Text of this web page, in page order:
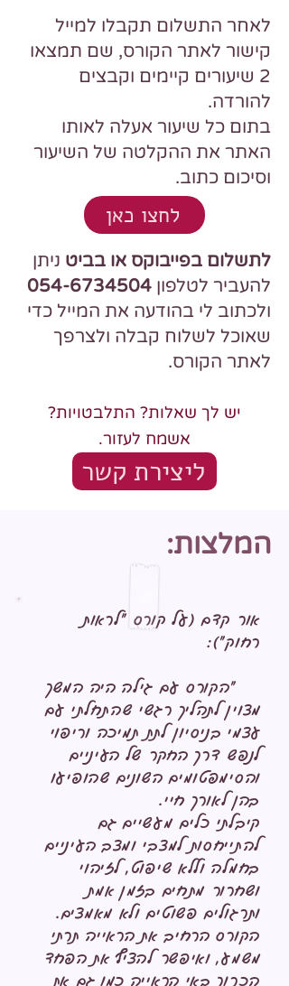
לאחר התשלום תקבלו למייל
קישור לאתר הקורס, שם תמצאו
2 שיעורים קיימים וקבצים
להורדה.
בתום כל שיעור אעלה לאותו
האתר את ההקלטה של השיעור
וסיכום כתוב.
לחצו כאן
לתשלום בפייבוקס או בביט ניתן
להעביר לטלפון 054-6734504
ולכתוב לי בהודעה את המייל כדי
שאוכל לשלוח קבלה ולצרפך
לאתר הקורס.
יש לך שאלות? התלבטויות?
אשמח לעזור.
ליצירת קשר
המלצות:
אור קדם (על קורס "לראות
רחוק"):
"הקורס עם גילה היה המשך
מצוין לתהליך רגשי שהתחלתי עם
עצמי בניסיון לתת תמיכה וריפוי
לנפש דרך החקר של העיניים
והסימפטומים השונים שהופיעו
בהן לאורך חיי.
קיבלתי כלים מעשיים גם
להתייחסות למצבי ומצב העיניים
בחמלה וללא שיפוט, לזיהוי
ושחרור מתחים בזמן אמת
ותרגולים פשוטים ולא מאמצים.
הקורס הרחיב את הראייה תרתי
משמע, ואיפשר להציף את הפחד
הכרוך באי הראייה כמו גם את